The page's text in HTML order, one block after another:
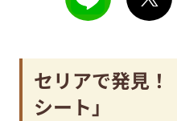
セリアで発見
シート」